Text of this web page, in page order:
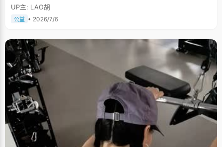
UP主: LAO胡
公益 • 2026/7/6